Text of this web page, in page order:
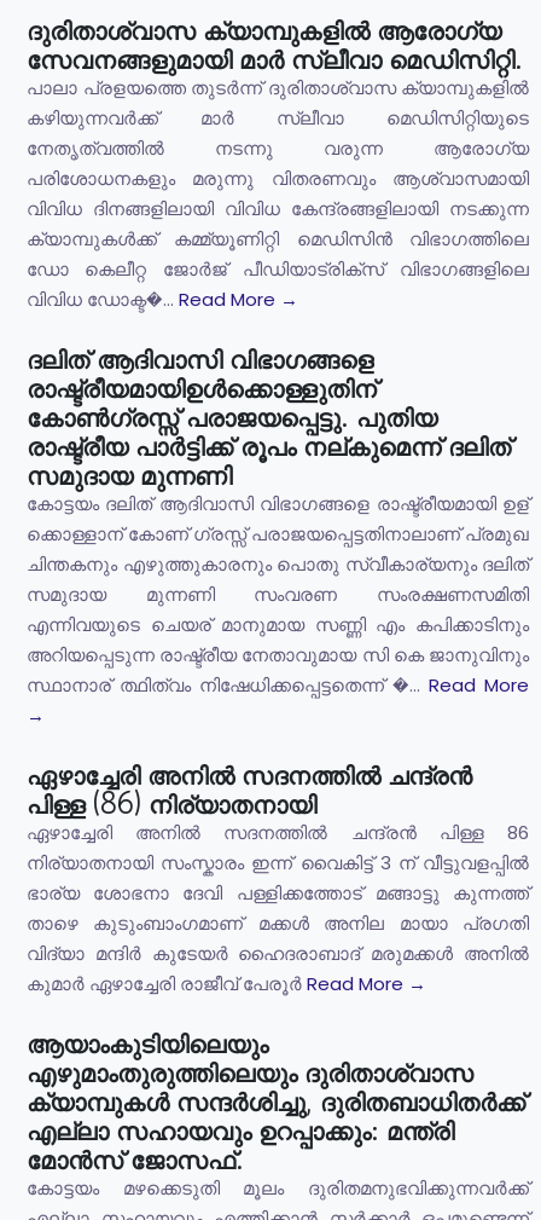
ദുരിതാശ്വാസ ക്യാമ്പുകളിൽ ആരോഗ്യ
സേവനങ്ങളുമായി മാർ സ്ലീവാ മെഡിസിറ്റി.
പാലാ പ്രളയത്തെ തുടർന്ന് ദുരിതാശ്വാസ ക്യാമ്പുകളിൽ
കഴിയുന്നവർക്ക് മാർ സ്ലീവാ മെഡിസിറ്റിയുടെ
നേതൃത്വത്തിൽ നടന്നു വരുന്ന ആരോഗ്യ
പരിശോധനകളും മരുന്നു വിതരണവും ആശ്വാസമായി
വിവിധ ദിനങ്ങളിലായി വിവിധ കേന്ദ്രങ്ങളിലായി നടക്കുന്ന
ക്യാമ്പുകൾക്ക് കമ്മ്യൂണിറ്റി മെഡിസിൻ വിഭാഗത്തിലെ
ഡോ കെലീറ്റ ജോർജ് പീഡിയാട്രിക്സ് വിഭാഗങ്ങളിലെ
വിവിധ ഡോക്ട�... Read More →
ദലിത് ആദിവാസി വിഭാഗങ്ങളെ
രാഷ്ട്രീയമായിഉള്‍ക്കൊള്ളുതിന്
കോണ്‍ഗ്രസ്സ് പരാജയപ്പെട്ടു. പുതിയ
രാഷ്ട്രീയ പാര്‍ട്ടിക്ക് രൂപം നല്കുമെന്ന് ദലിത്
സമുദായ മുന്നണി
കോട്ടയം ദലിത് ആദിവാസി വിഭാഗങ്ങളെ രാഷ്ട്രീയമായി ഉള്
ക്കൊള്ളാന് കോണ് ഗ്രസ്സ് പരാജയപ്പെട്ടതിനാലാണ് പ്രമുഖ
ചിന്തകനും എഴുത്തുകാരനും പൊതു സ്വീകാര്യനും ദലിത്
സമുദായ മുന്നണി സംവരണ സംരക്ഷണസമിതി
എന്നിവയുടെ ചെയര് മാനുമായ സണ്ണി എം കപിക്കാടിനും
അറിയപ്പെടുന്ന രാഷ്ട്രീയ നേതാവുമായ സി കെ ജാനുവിനും
സ്ഥാനാര് ത്ഥിത്വം നിഷേധിക്കപ്പെട്ടതെന്ന് �... Read More
→
ഏഴാച്ചേരി അനിൽ സദനത്തിൽ ചന്ദ്രൻ
പിള്ള (86) നിര്യാതനായി
ഏഴാച്ചേരി അനിൽ സദനത്തിൽ ചന്ദ്രൻ പിള്ള 86
നിര്യാതനായി സംസ്കാരം ഇന്ന് വൈകിട്ട് 3 ന് വീട്ടുവളപ്പിൽ
ഭാര്യ ശോഭനാ ദേവി പള്ളിക്കത്തോട് മങ്ങാട്ടു കുന്നത്ത്
താഴെ കുടുംബാംഗമാണ് മക്കൾ അനില മായാ പ്രഗതി
വിദ്യാ മന്ദിർ കുടേയർ ഹൈദരാബാദ് മരുമക്കൾ അനിൽ
കുമാർ ഏഴാച്ചേരി രാജീവ് പേരൂർRead More →
ആയാംകുടിയിലെയും
എഴുമാംതുരുത്തിലെയും ദുരിതാശ്വാസ
ക്യാമ്പുകൾ സന്ദർശിച്ചു, ദുരിതബാധിതർക്ക്
എല്ലാ സഹായവും ഉറപ്പാക്കും: മന്ത്രി
മോൻസ് ജോസഫ്.
കോട്ടയം മഴക്കെടുതി മൂലം ദുരിതമനുഭവിക്കുന്നവർക്ക്